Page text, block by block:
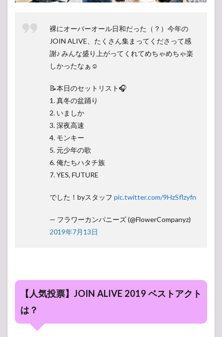
裸にオーバーオール日和だった（？）今年の
JOIN ALIVE、たくさん集まってくださって感
謝♪ みんな盛り上がってくれてめちゃめちゃ楽
しかったなぁ☺️
📝本日のセットリスト🎧
1. 真冬の盆踊り
2. いましか
3. 深夜高速
4. モンキー
5. 元少年の歌
6. 俺たちハタチ族
7. YES, FUTURE
でした！byスタッフ pic.twitter.com/9HzSflzyfn
— フラワーカンパニーズ (@FlowerCompanyz)
2019年7月13日
【人気投票】JOIN ALIVE 2019 ベストアクト
は？